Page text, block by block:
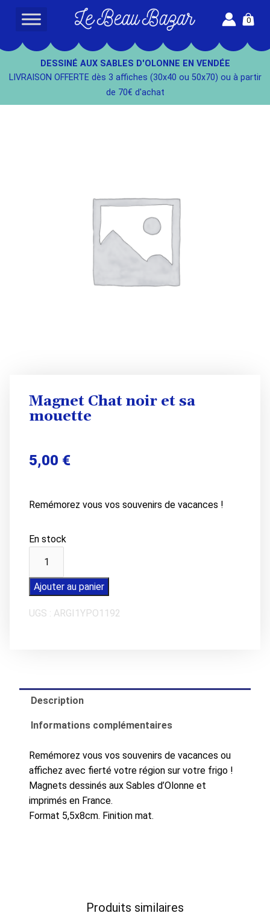
L
e
B
e
a
u
-
0
DESSINÉ AUX SABLES D'OLONNE EN VENDÉE
LIVRAISON OFFERTE dès 3 affiches (30x40 ou 50x70) ou à partir
de 70€ d'achat
Magnet Chat noir et sa
mouette
5,00 €
Remémorez vous vos souvenirs de vacances !
En stock
Magnet
Chat
noir
Ajouter au panier
UGS : ARGI1YPO1192
Description
Informations complémentaires
Remémorez vous vos souvenirs de vacances ou
affichez avec fierté votre région sur votre frigo !
Magnets dessinés aux Sables d’Olonne et
imprimés en France.
Format 5,5x8cm. Finition mat.
Produits similaires